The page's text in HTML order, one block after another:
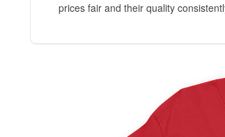
prices fair and their quality